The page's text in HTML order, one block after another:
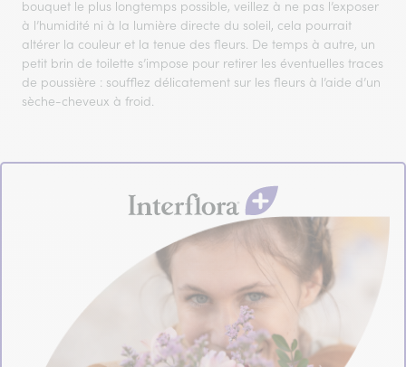
bouquet le plus longtemps possible, veillez à ne pas l’exposer
à l’humidité ni à la lumière directe du soleil, cela pourrait
altérer la couleur et la tenue des fleurs. De temps à autre, un
petit brin de toilette s’impose pour retirer les éventuelles traces
de poussière : soufflez délicatement sur les fleurs à l’aide d’un
sèche-cheveux à froid.